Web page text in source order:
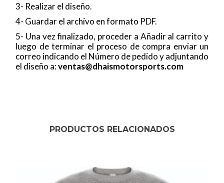
3- Realizar el diseño.
4- Guardar el archivo en formato PDF.
5- Una vez finalizado, proceder a Añadir al carrito y
luego de terminar el proceso de compra enviar un
correo indicando el Número de pedido y adjuntando
el diseño a:ventas@dhaismotorsports.com
PRODUCTOS RELACIONADOS